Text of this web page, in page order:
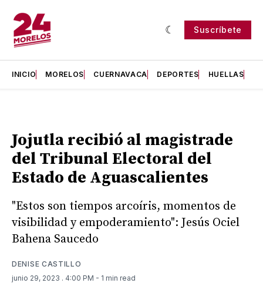
Suscríbete
INICIO MORELOS CUERNAVACA DEPORTES HUELLAS
Jojutla recibió al magistrade
del Tribunal Electoral del
Estado de Aguascalientes
"Estos son tiempos arcoíris, momentos de
visibilidad y empoderamiento": Jesús Ociel
Bahena Saucedo
DENISE CASTILLO
junio 29, 2023 . 4:00 PM - 1 min read